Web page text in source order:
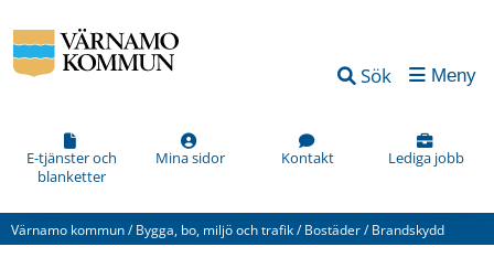
Sök Meny
E-tjänster och
blanketter
Mina sidor Kontakt Lediga jobb
Värnamo kommun/ Bygga, bo, miljö och trafik/ Bostäder/ Brandskydd